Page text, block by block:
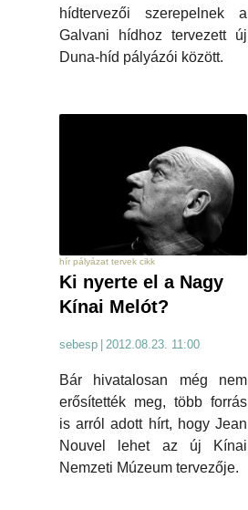
hídtervezői szerepelnek a
Galvani hídhoz tervezett új
Duna-híd pályázói között.
hír pályázat tervek cikk
Ki nyerte el a Nagy
Kínai Melót?
sebesp | 2012.08.23. 11:00
Bár hivatalosan még nem
erősítették meg, több forrás
is arról adott hírt, hogy Jean
Nouvel lehet az új Kínai
Nemzeti Múzeum tervezője.